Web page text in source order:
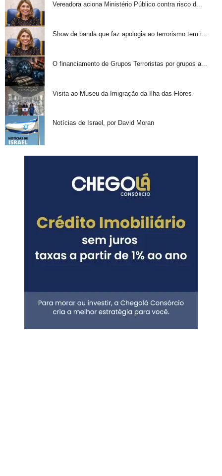
Vereadora aciona Ministério Público contra risco d...
Show de banda que faz apologia ao terrorismo tem i...
O financiamento de Grupos Terroristas por grupos a...
Visita ao Museu da Imigração da Ilha das Flores
Notícias de Israel, por David Moran